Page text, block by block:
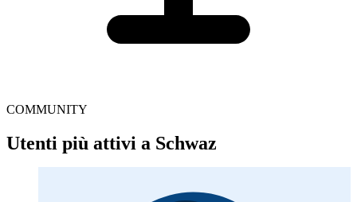
COMMUNITY
Utenti più attivi a Schwaz